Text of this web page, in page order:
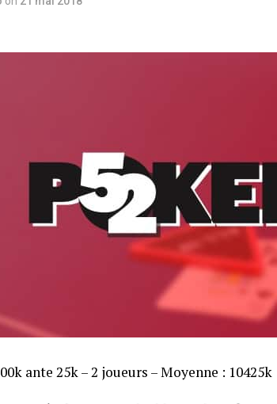
bien entouré !
ante 25k – 2 joueurs – Moyenne : 10425k